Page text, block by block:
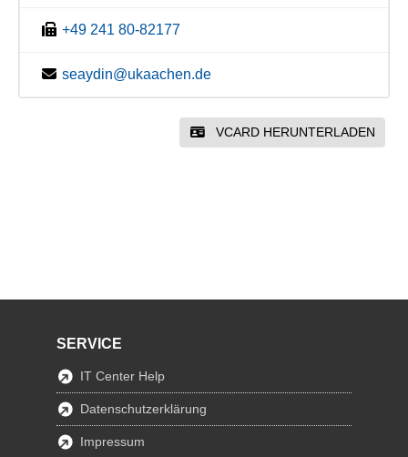
+49 241 80-82177
seaydin@ukaachen.de
VCARD HERUNTERLADEN
SERVICE
IT Center Help
Datenschutzerklärung
Impressum